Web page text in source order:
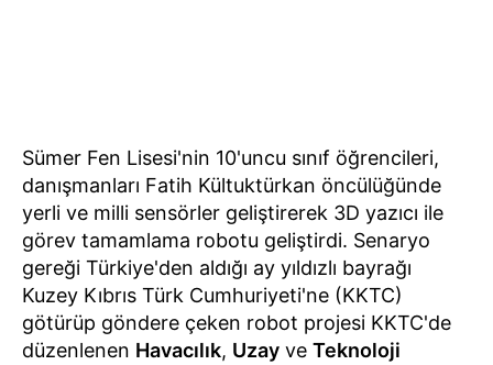
Sümer Fen Lisesi'nin 10'uncu sınıf öğrencileri,
danışmanları Fatih Kültuktürkan öncülüğünde
yerli ve milli sensörler geliştirerek 3D yazıcı ile
görev tamamlama robotu geliştirdi. Senaryo
gereği Türkiye'den aldığı ay yıldızlı bayrağı
Kuzey Kıbrıs Türk Cumhuriyeti'ne (KKTC)
götürüp göndere çeken robot projesi KKTC'de
düzenlenen Havacılık, Uzay ve Teknoloji